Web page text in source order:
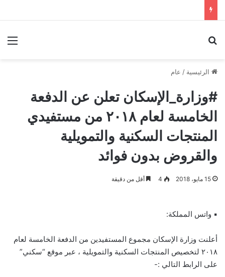
الرئيسية / عام
#وزارة_الإسكان تعلن عن الدفعة
الخامسة لعام ٢٠١٨ من مستفيدي
المنتجات السكنية والتمويلية
والقروض بدون فوائد
15 مايو، 2018 4 أقل من دقيقة
▪ واتس المملكة:
أعلنت وزارة الإسكان مجموع المستفيدين من الدفعة الخامسة لعام
٢٠١٨ لتخصيص المنتجات السكنية والتمويلية ، عبر موقع “‫سكني”
على الرابط التالي :-